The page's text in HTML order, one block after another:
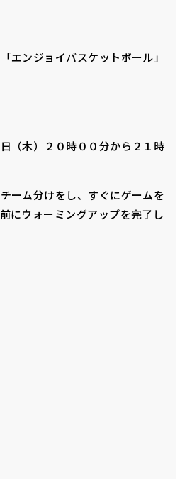
エンジョイバスケットボール」
（木）２０時００分から２１時
ーム分けをし、すぐにゲームを
にウォーミングアップを完了し